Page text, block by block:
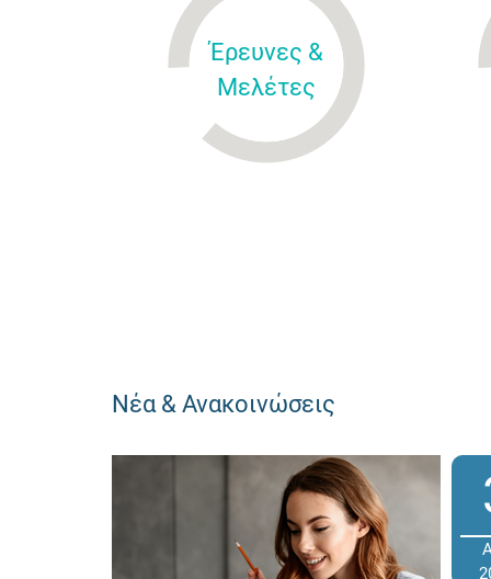
Έρευνες &
Μελέτες
Νέα & Ανακοινώσεις